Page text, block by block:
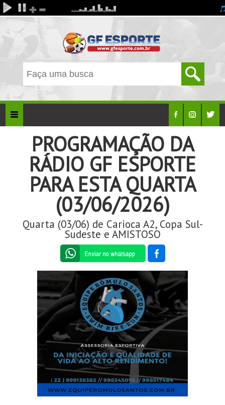
PROGRAMAÇÃO DA
RÁDIO GF ESPORTE
PARA ESTA QUARTA
(03/06/2026)
Quarta (03/06) de Carioca A2, Copa Sul-
Sudeste e AMISTOSO